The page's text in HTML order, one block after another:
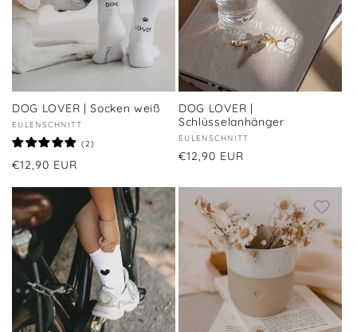
DOG LOVER | Socken weiß
Anbieter:
EULENSCHNITT
(2)2
Normaler
€12,90 EUR
DOG LOVER |
Schlüsselanhänger
Anbieter:
EULENSCHNITT
Normaler
€12,90 EUR